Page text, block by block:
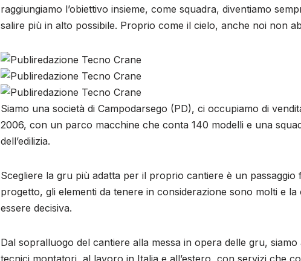
raggiungiamo l’obiettivo insieme, come squadra, diventiamo
salire più in alto possibile. Proprio come il cielo, anche noi non
Siamo una società di Campodarsego (PD), ci occupiamo di
2006, con un parco macchine che conta 140 modelli e una
dell’edilizia.
Scegliere la gru più adatta per il proprio cantiere è un
progetto, gli elementi da tenere in considerazione sono molti e
essere decisiva.
Dal sopralluogo del cantiere alla messa in opera delle gru,
tecnici montatori, al lavoro in Italia e all’estero, con servizi che